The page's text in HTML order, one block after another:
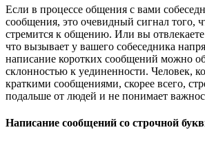
Если в процессе общения с вами
сообщения, это очевидный сигнал того,
стремится к общению. Или вы
что вызывает у вашего собеседника
написание коротких сообщений можно
склонностью к уединенности. Человек,
краткими сообщениями, скорее всего,
подальше от людей и не понимает
Написание сообщений со строчной